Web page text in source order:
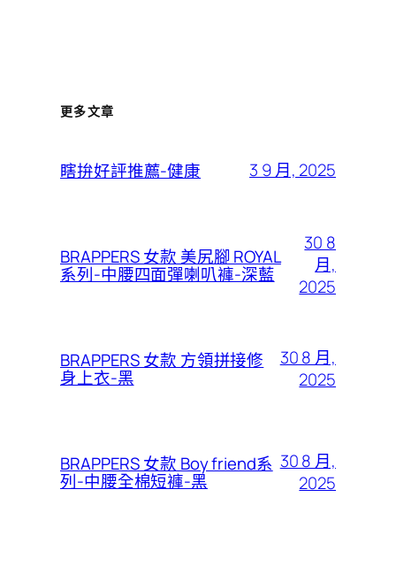
更多文章
瞎拚好評推薦-健康 3 9 月, 2025
BRAPPERS 女款 美尻腳 ROYAL
系列-中腰四面彈喇叭褲-深藍
30 8
月,
2025
BRAPPERS 女款 方領拼接修
身上衣-黑
30 8 月,
2025
BRAPPERS 女款 Boy friend系
列-中腰全棉短褲-黑
30 8 月,
2025